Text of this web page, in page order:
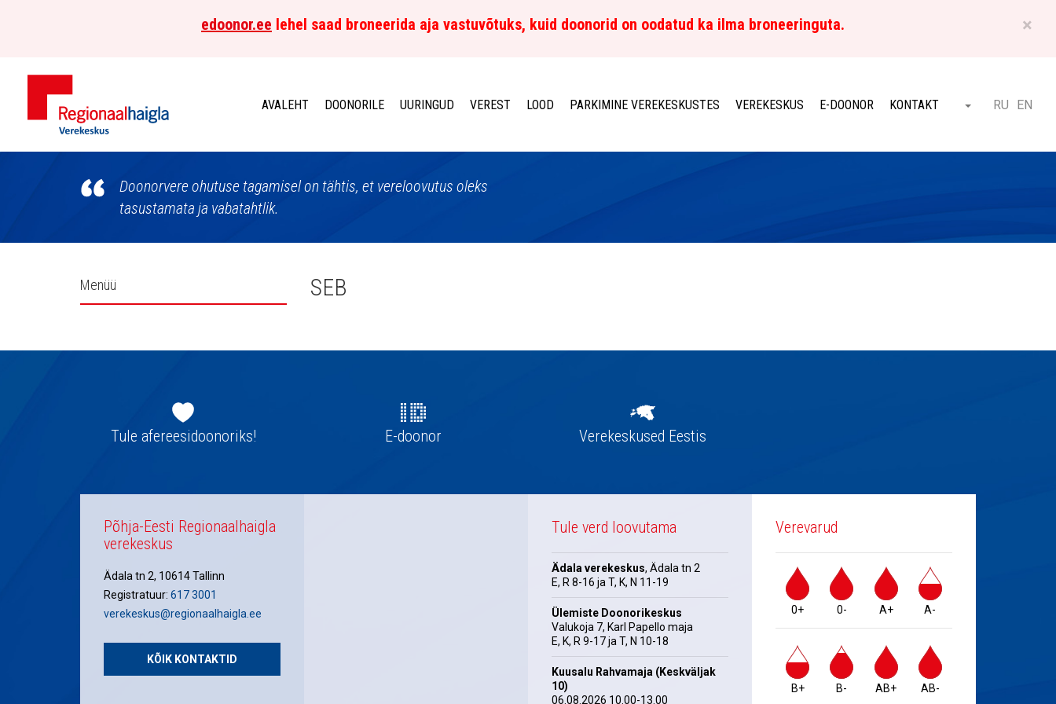
×
edoonor.ee lehel saad broneerida aja vastuvõtuks, kuid doonorid on oodatud ka ilma broneeringuta.
Põhja-
AVALEHT DOONORILE UURINGUD VEREST LOOD PARKIMINE VEREKESKUSTES VEREKESKUS E-DOONOR KONTAKT Otsi ET
RU EN
Doonorvere ohutuse tagamisel on tähtis, et vereloovutus oleks
tasustamata ja vabatahtlik.
Külgpaani
Menüü SEB
navigatsioonTule afereesidoonoriks! E-doonor Verekeskused Eestis
Põhja-Eesti Regionaalhaigla
verekeskus
Ädala tn 2, 10614 Tallinn
Registratuur: 617 3001
verekeskus@regionaalhaigla.ee
KÕIK KONTAKTID
Tule verd loovutama
Ädala verekeskus, Ädala tn 2
E, R 8-16 ja T, K, N 11-19
Ülemiste Doonorikeskus
Valukoja 7, Karl Papello maja
E, K, R 9-17 ja T, N 10-18
Kuusalu Rahvamaja (Keskväljak
10)
06.08.2026 10.00-13.00
Verevarud
0+ 0- A+ A-
B+ B- AB+ AB-